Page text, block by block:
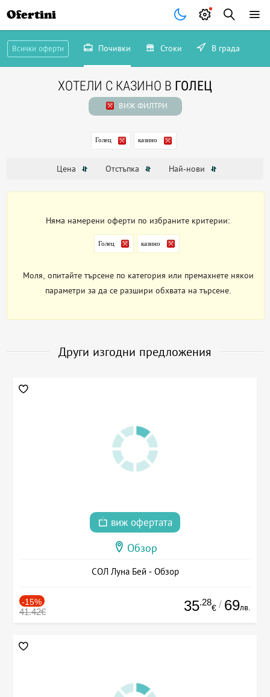
Ofertini
Всички оферти Почивки Стоки В града
ХОТЕЛИ С КАЗИНО В ГОЛЕЦ
ВИЖ ФИЛТРИ
Голец казино
Цена Отстъпка Най-нови
Няма намерени оферти по избраните критерии:
Голец казино
Моля, опитайте търсене по категория или премахнете някои
параметри за да се разшири обхвата на търсене.
Други изгодни предложения
виж офертата
Обзор
СОЛ Луна Бей - Обзор
-15%
41.42€ 35.28
€ / 69лв.